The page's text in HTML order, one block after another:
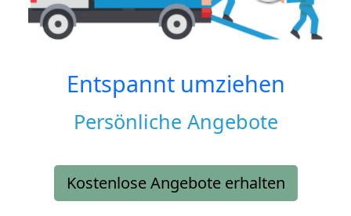
Entspannt umziehen
Persönliche Angebote
Kostenlose Angebote erhalten